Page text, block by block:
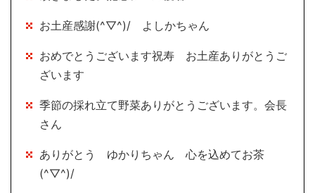
お土産感謝(^▽^)/ よしかちゃん
おめでとうございます祝寿 お土産ありがとうご
ざいます
季節の採れ立て野菜ありがとうございます。会長
さん
ありがとう ゆかりちゃん 心を込めてお茶
(^▽^)/